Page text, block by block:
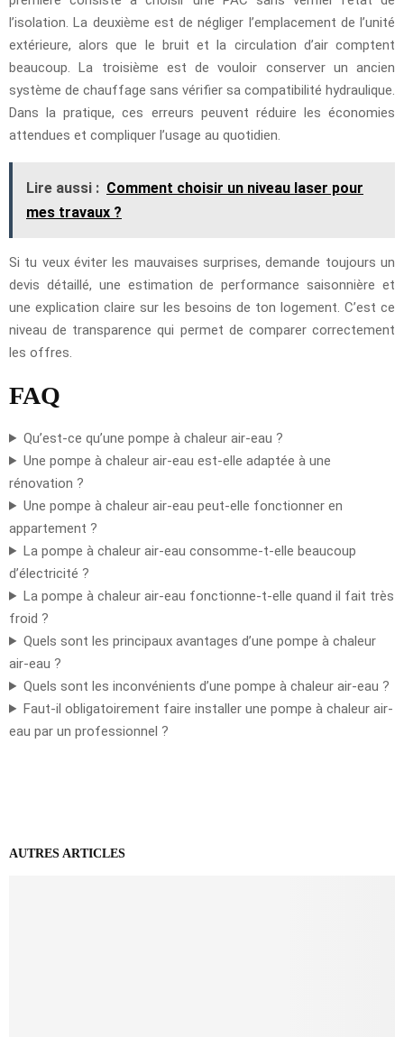
l’isolation. La deuxième est de négliger l’emplacement de l’unité
extérieure, alors que le bruit et la circulation d’air comptent
beaucoup. La troisième est de vouloir conserver un ancien
système de chauffage sans vérifier sa compatibilité hydraulique.
Dans la pratique, ces erreurs peuvent réduire les économies
attendues et compliquer l’usage au quotidien.
Lire aussi : Comment choisir un niveau laser pour
mes travaux ?
Si tu veux éviter les mauvaises surprises, demande toujours un
devis détaillé, une estimation de performance saisonnière et
une explication claire sur les besoins de ton logement. C’est ce
niveau de transparence qui permet de comparer correctement
les offres.
FAQ
Qu’est-ce qu’une pompe à chaleur air-eau ?
Une pompe à chaleur air-eau est-elle adaptée à une
rénovation ?
Une pompe à chaleur air-eau peut-elle fonctionner en
appartement ?
La pompe à chaleur air-eau consomme-t-elle beaucoup
d’électricité ?
La pompe à chaleur air-eau fonctionne-t-elle quand il fait très
froid ?
Quels sont les principaux avantages d’une pompe à chaleur
air-eau ?
Quels sont les inconvénients d’une pompe à chaleur air-eau ?
Faut-il obligatoirement faire installer une pompe à chaleur air-
eau par un professionnel ?
AUTRES ARTICLES